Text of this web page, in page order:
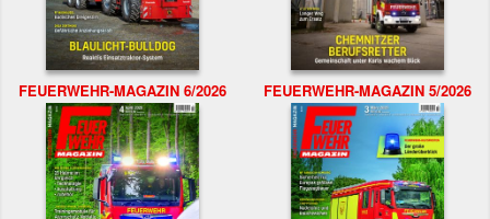
FEUERWEHR-MAGAZIN 6/2026 FEUERWEHR-MAGAZIN 5/2026